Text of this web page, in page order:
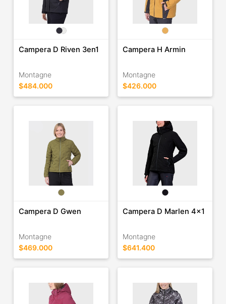
Campera D Riven 3en1
Montagne
$484.000
Campera H Armin
Montagne
$426.000
Campera D Gwen
Montagne
$469.000
Campera D Marlen 4x1
Montagne
$641.400